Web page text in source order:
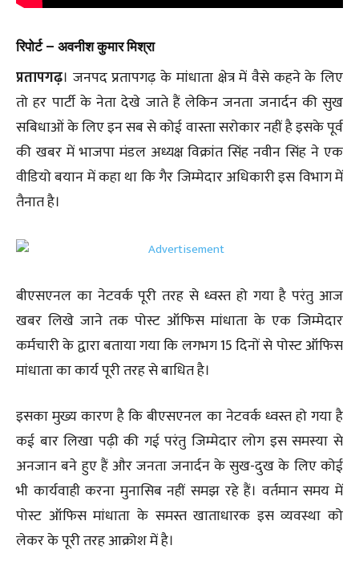
रिपोर्ट – अवनीश कुमार मिश्रा
प्रतापगढ़। जनपद प्रतापगढ़ के मांधाता क्षेत्र में वैसे कहने के लिए
तो हर पार्टी के नेता देखे जाते हैं लेकिन जनता जनार्दन की सुख
सबिधाओं के लिए इन सब से कोई वास्ता सरोकार नहीं है इसके पूर्व
की खबर में भाजपा मंडल अध्यक्ष विक्रांत सिंह नवीन सिंह ने एक
वीडियो बयान में कहा था कि गैर जिम्मेदार अधिकारी इस विभाग में
तैनात है।
बीएसएनल का नेटवर्क पूरी तरह से ध्वस्त हो गया है परंतु आज
खबर लिखे जाने तक पोस्ट ऑफिस मांधाता के एक जिम्मेदार
कर्मचारी के द्वारा बताया गया कि लगभग 15 दिनों से पोस्ट ऑफिस
मांधाता का कार्य पूरी तरह से बाधित है।
इसका मुख्य कारण है कि बीएसएनल का नेटवर्क ध्वस्त हो गया है
कई बार लिखा पढ़ी की गई परंतु जिम्मेदार लोग इस समस्या से
अनजान बने हुए हैं और जनता जनार्दन के सुख-दुख के लिए कोई
भी कार्यवाही करना मुनासिब नहीं समझ रहे हैं। वर्तमान समय में
पोस्ट ऑफिस मांधाता के समस्त खाताधारक इस व्यवस्था को
लेकर के पूरी तरह आक्रोश में है।